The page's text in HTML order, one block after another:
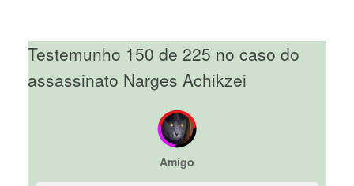
Testemunho 150 de 225 no caso do
assassinato Narges Achikzei
Amigo